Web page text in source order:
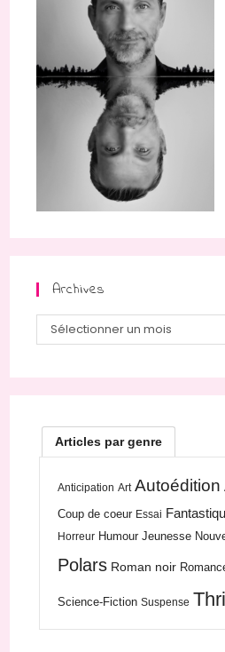
Archives
Archives
Sélectionner un mois
Articles par genre
Anticipation Art Autoédition
Coup de coeur Essai
Horreur Humour Jeunesse
Polars Roman noir
Science-Fiction Suspense